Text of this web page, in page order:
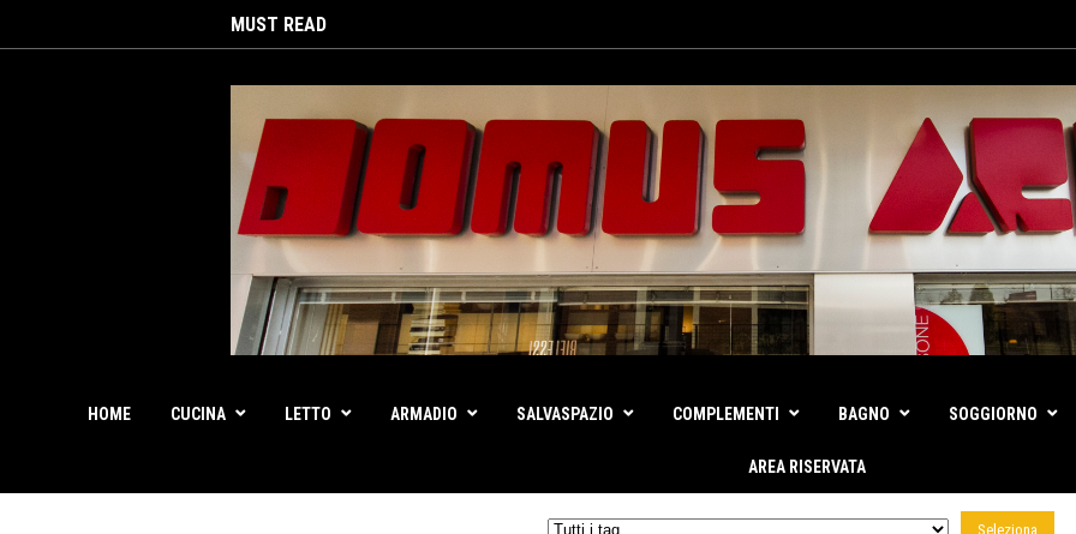
MUST READ
HOME CUCINA LETTO ARMADIO SALVASPAZIO COMPLEMENTI BAGNO SOGGIORNO
AREA RISERVATA